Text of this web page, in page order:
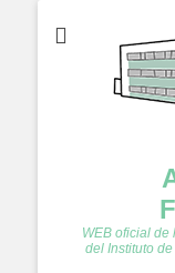
WEB oficial de
del Instituto